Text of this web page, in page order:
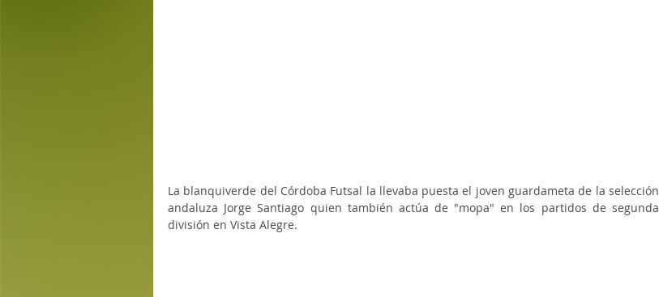
La blanquiverde del Córdoba Futsal la llevaba puesta el joven guardameta de la selección
andaluza Jorge Santiago quien también actúa de "mopa" en los partidos de segunda
división en Vista Alegre.